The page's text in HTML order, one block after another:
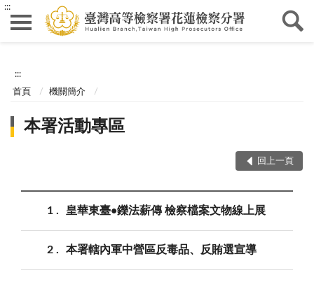
:::
:::
首頁 機關簡介
本署活動專區
回上一頁
1 皇華東臺•鑠法薪傳 檢察檔案文物線上展
2 本署轄內軍中營區反毒品、反賄選宣導